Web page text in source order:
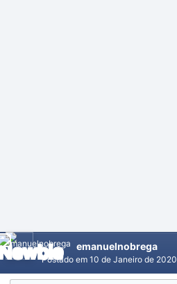
emanuelnobrega
Postado em 10 de Janeiro de 2020